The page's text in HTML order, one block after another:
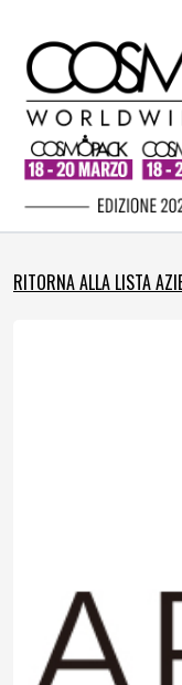
RITORNA ALLA LISTA